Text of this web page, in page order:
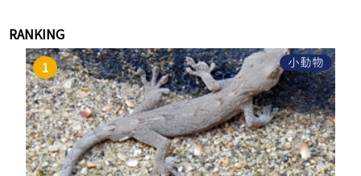
RANKING
小動物